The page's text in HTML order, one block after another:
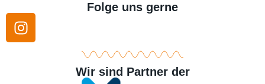
Folge uns gerne
Wir sind Partner der